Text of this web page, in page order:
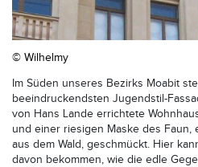
© Wilhelmy
Im Süden unseres Bezirks Moabit
beeindruckendsten Jugendstil-
von Hans Lande errichtete
und einer riesigen Maske des Faun,
aus dem Wald, geschmückt. Hier
davon bekommen, wie die edle